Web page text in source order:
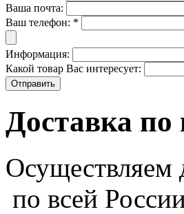
Ваша почта:
Ваш телефон: *
Информация:
Какой товар Вас интересует:
Доставка по
Осуществляем
по всей